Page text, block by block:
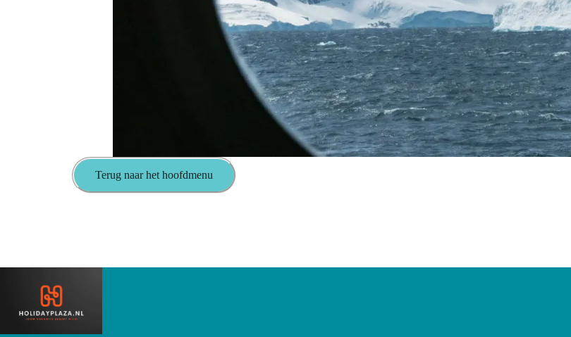
Terug naar het hoofdmenu